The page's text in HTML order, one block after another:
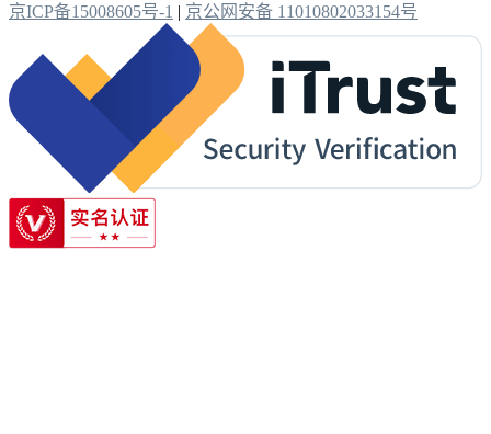
京ICP备15008605号-1 | 京公网安备 11010802033154号